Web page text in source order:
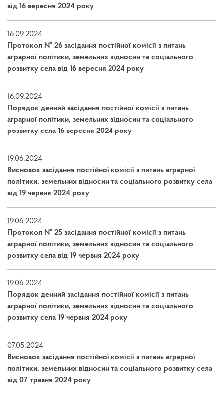
від 16 вересня 2024 року
16.09.2024
Протокол № 26 засідання постійної комісії з питань
аграрної політики, земельних відносин та соціального
розвитку села від 16 вересня 2024 року
16.09.2024
Порядок денний засідання постійної комісії з питань
аграрної політики, земельних відносин та соціального
розвитку села 16 вересня 2024 року
19.06.2024
Висновок засідання постійної комісії з питань аграрної
політики, земельних відносин та соціального розвитку села
від 19 червня 2024 року
19.06.2024
Протокол № 25 засідання постійної комісії з питань
аграрної політики, земельних відносин та соціального
розвитку села від 19 червня 2024 року
19.06.2024
Порядок денний засідання постійної комісії з питань
аграрної політики, земельних відносин та соціального
розвитку села 19 червня 2024 року
07.05.2024
Висновок засідання постійної комісії з питань аграрної
політики, земельних відносин та соціального розвитку села
від 07 травня 2024 року